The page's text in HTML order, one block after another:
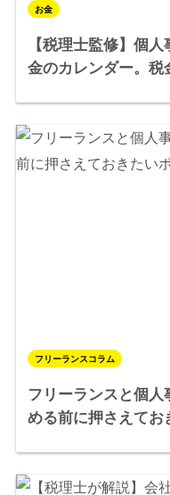
お金
【税理士監修】個
金のカレンダー。税
フリーランスコラム
フリーランスと個
める前に押さえてお